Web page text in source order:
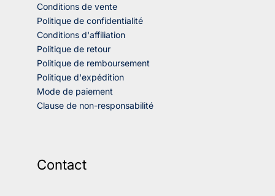
Conditions de vente
Politique de confidentialité
Conditions d'affiliation
Politique de retour
Politique de remboursement
Politique d'expédition
Mode de paiement
Clause de non-responsabilité
Contact